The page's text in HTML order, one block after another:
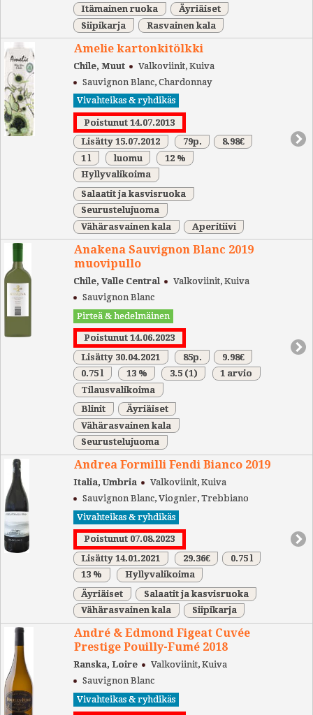
Itämainen ruoka
Äyriäiset
Siipikarja
Rasvainen kala
Amelie kartonkitölkki
Chile, Muut
Valkoviinit, Kuiva
Sauvignon Blanc, Chardonnay
Vivahteikas & ryhdikäs
Poistunut 14.07.2013
Lisätty 15.07.2012
79p.
8.98€
1 l
luomu
12 %
Hyllyvalikoima
Salaatit ja kasvisruoka
Seurustelujuoma
Vähärasvainen kala
Aperitiivi
Anakena Sauvignon Blanc 2019
muovipullo
Chile, Valle Central
Valkoviinit, Kuiva
Sauvignon Blanc
Pirteä & hedelmäinen
Poistunut 14.06.2023
Lisätty 30.04.2021
85p.
9.98€
0.75 l
13 % 3.5 (1)
1 arvio
Tilausvalikoima
Blinit
Äyriäiset
Vähärasvainen kala
Seurustelujuoma
Andrea Formilli Fendi Bianco 2019
Italia, Umbria
Valkoviinit, Kuiva
Sauvignon Blanc, Viognier, Trebbiano
Vivahteikas & ryhdikäs
Poistunut 07.08.2023
Lisätty 14.01.2021
29.36€
0.75 l
13 %
Hyllyvalikoima
Äyriäiset
Salaatit ja kasvisruoka
Vähärasvainen kala
Siipikarja
André & Edmond Figeat Cuvée
Prestige Pouilly-Fumé 2018
Ranska, Loire
Valkoviinit, Kuiva
Sauvignon Blanc
Vivahteikas & ryhdikäs